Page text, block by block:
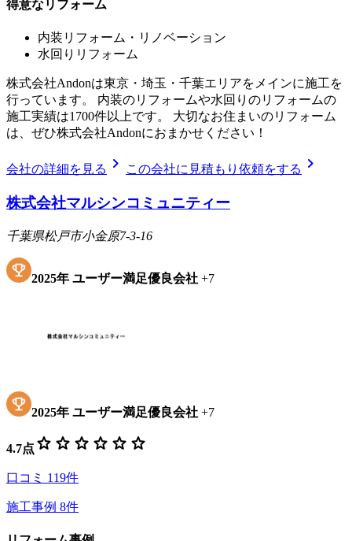
得意なリフォーム
内装リフォーム・リノベーション
水回りリフォーム
株式会社Andonは東京・埼玉・千葉エリアをメインに施工を
行っています。 内装のリフォームや水回りのリフォームの
施工実績は1700件以上です。 大切なお住まいのリフォーム
は、ぜひ株式会社Andonにおまかせください！
会社の詳細を見る chevron_right この会社に見積もり依頼をする chevron_right
株式会社マルシンコミュニティー
千葉県松戸市小金原7-3-16
2025年 ユーザー満足優良会社 +7
2025年 ユーザー満足優良会社 +7
4.7点 star star star star star star
口コミ 119件
施工事例 8件